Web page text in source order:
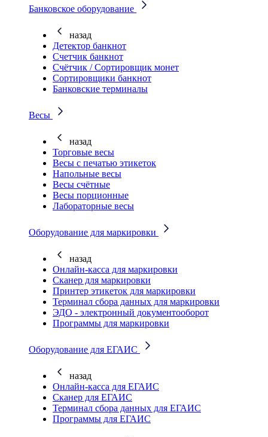
Банковское оборудование
назад
Детектор банкнот
Счетчик банкнот
Счётчик / Сортировщик монет
Сортировщики банкнот
Банковские терминалы
Весы
назад
Торговые весы
Весы с печатью этикеток
Напольные весы
Весы счётные
Весы порционные
Лабораторные весы
Оборудование для маркировки
назад
Онлайн-касса для маркировки
Сканер для маркировки
Принтер этикеток для маркировки
Терминал сбора данных для маркировки
ЭДО - электронный документооборот
Программы для маркировки
Оборудование для ЕГАИС
назад
Онлайн-касса для ЕГАИС
Сканер для ЕГАИС
Терминал сбора данных для ЕГАИС
Программы для ЕГАИС